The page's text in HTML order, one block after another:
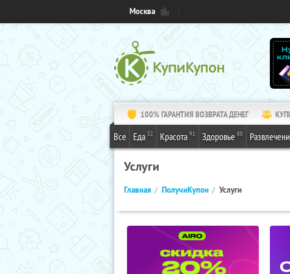
Москва
100% ГАРАНТИЯ ВОЗВРАТА ДЕНЕГ
Все Еда 32 Красота 91 Здоровье 80
Услуги
Главная ПолучиКупон Услуги